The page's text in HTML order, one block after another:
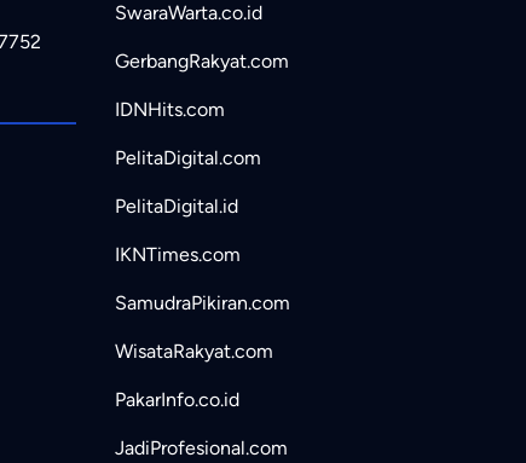
SwaraWarta.co.id
GerbangRakyat.com
IDNHits.com
PelitaDigital.com
PelitaDigital.id
IKNTimes.com
SamudraPikiran.com
WisataRakyat.com
PakarInfo.co.id
JadiProfesional.com